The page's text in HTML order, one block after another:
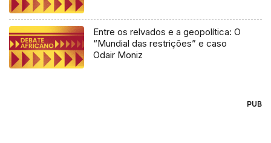
Entre os relvados e a geopolítica: O
“Mundial das restrições” e caso
Odair Moniz
PUB